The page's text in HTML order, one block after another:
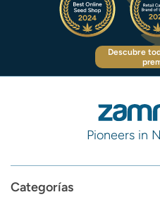
Descubre
Pioneers in
Categorías